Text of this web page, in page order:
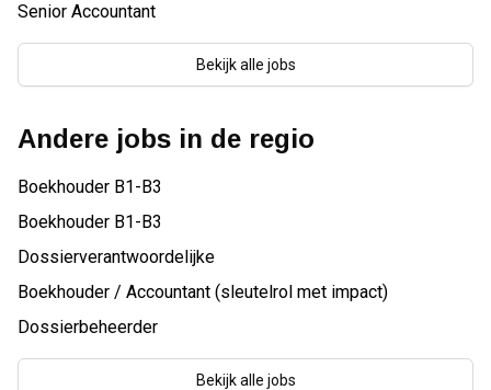
Senior Accountant
Bekijk alle jobs
Andere jobs in de regio
Boekhouder B1-B3
Boekhouder B1-B3
Dossierverantwoordelijke
Boekhouder / Accountant (sleutelrol met impact)
Dossierbeheerder
Bekijk alle jobs